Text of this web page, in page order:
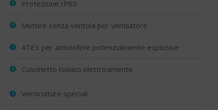
Protezione IP65
Motore senza ventola per ventilatore
ATEX per atmosfere potenzialmente esplosive
Cuscinetto isolato elettricamente
Verniciature speciali